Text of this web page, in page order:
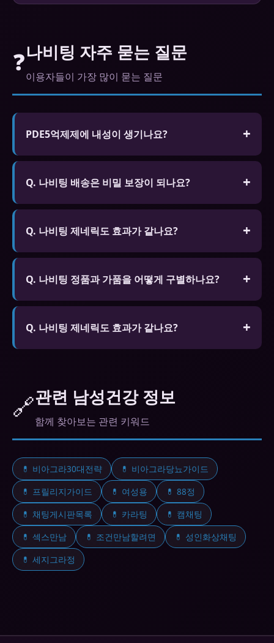
❓나비팅 자주 묻는 질문
이용자들이 가장 많이 묻는 질문
PDE5억제제에 내성이 생기나요?
신체적 의존성은 없습니다. 생활습관 개선을 병행하
세요.
Q. 나비팅 배송은 비밀 보장이 되나요?
A. 신뢰할 수 있는 온라인 약국은 완전 밀봉된 비밀
포장으로 배송하여 외부에서 내용물을 알 수 없습니
Q. 나비팅 제네릭도 효과가 같나요?
A. FDA나 식약처 승인을 받은 제네릭은 오리지널과
동일한 활성 성분을 포함하며 동등한 효능과 안전성
Q. 나비팅 정품과 가품을 어떻게 구별하나요?
A. 정품은 공식 인증 마크, 홀로그램 스티커, 제조사
일련번호가 있습니다. 가격이 지나치게 저렴하거나
Q. 나비팅 제네릭도 효과가 같나요?
을 보장합니다. 가격이 훨씬 저렴합니다.
🔗관련 남성건강 정보
함께 찾아보는 관련 키워드
💊 비아그라30대전략
💊 비아그라당뇨가이드
💊 프릴리지가이드
💊 여성용
💊 88정
💊 채팅게시판목록
💊 카라팅
💊 캠채팅
💊 섹스만남
💊 조건만남할려면
💊 성인화상채팅
💊 세지그라정